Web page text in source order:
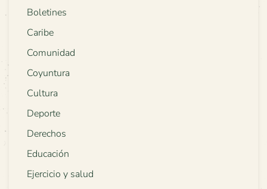
Boletines
Caribe
Comunidad
Coyuntura
Cultura
Deporte
Derechos
Educación
Ejercicio y salud